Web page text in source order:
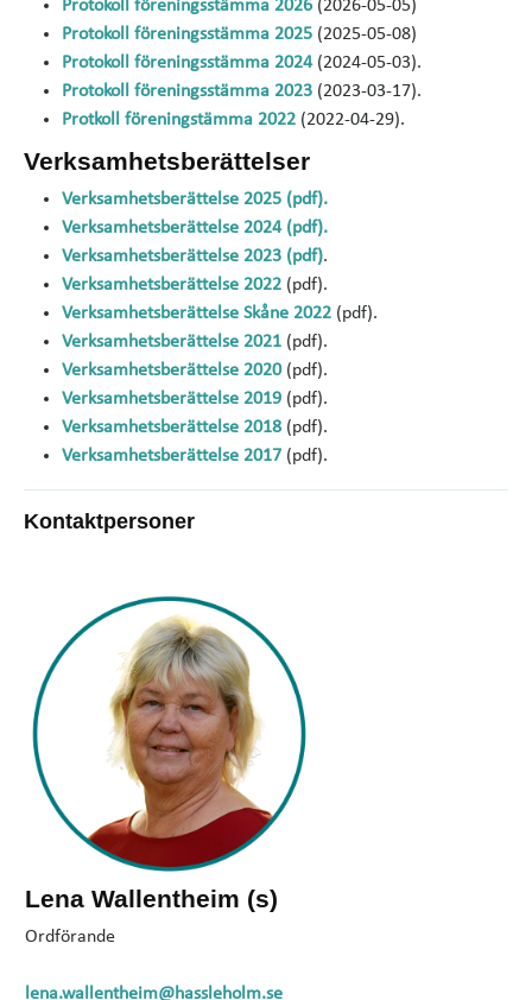
Protokoll föreningsstämma 2026 (2026-05-05)
Protokoll föreningsstämma 2025 (2025-05-08)
Protokoll föreningsstämma 2024(2024-05-03).
Protokoll föreningsstämma 2023 (2023-03-17).
Protkoll föreningstämma 2022 (2022-04-29).
Verksamhetsberättelser
Verksamhetsberättelse 2025 (pdf).
Verksamhetsberättelse 2024 (pdf).
Verksamhetsberättelse 2023 (pdf).
Verksamhetsberättelse 2022 (pdf).
Verksamhetsberättelse Skåne 2022 (pdf).
Verksamhetsberättelse 2021 (pdf).
Verksamhetsberättelse 2020(pdf).
Verksamhetsberättelse 2019 (pdf).
Verksamhetsberättelse 2018 (pdf).
Verksamhetsberättelse 2017 (pdf).
Kontaktpersoner
Lena Wallentheim (s)
Ordförande
lena.wallentheim@hassleholm.se